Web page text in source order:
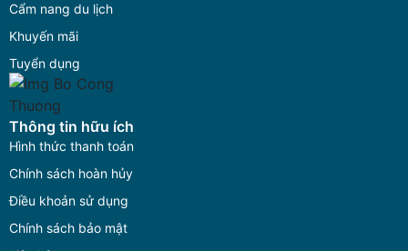
Cẩm nang du lịch
Khuyến mãi
Tuyển dụng
Thông tin hữu ích
Hình thức thanh toán
Chính sách hoàn hủy
Điều khoản sử dụng
Chính sách bảo mật